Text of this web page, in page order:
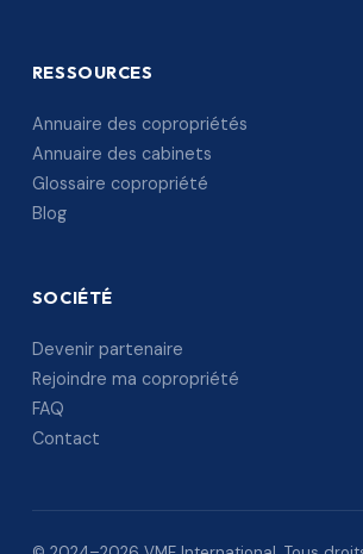
RESSOURCES
Annuaire des copropriétés
Annuaire des cabinets
Glossaire copropriété
Blog
SOCIÉTÉ
Devenir partenaire
Rejoindre ma copropriété
FAQ
Contact